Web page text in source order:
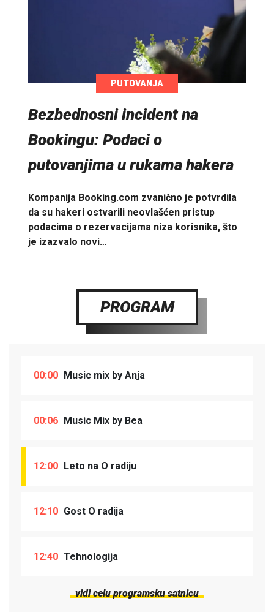
PUTOVANJA
Bezbednosni incident na
Bookingu: Podaci o
putovanjima u rukama hakera
Kompanija Booking.com zvanično je potvrdila
da su hakeri ostvarili neovlašćen pristup
podacima o rezervacijama niza korisnika, što
je izazvalo novi…
PROGRAM
00:00 Music mix by Anja
00:06 Music Mix by Bea
12:00 Leto na O radiju
12:10 Gost O radija
12:40 Tehnologija
vidi celu programsku satnicu